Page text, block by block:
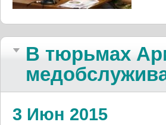
В тюрьмах
3 Июн 2015